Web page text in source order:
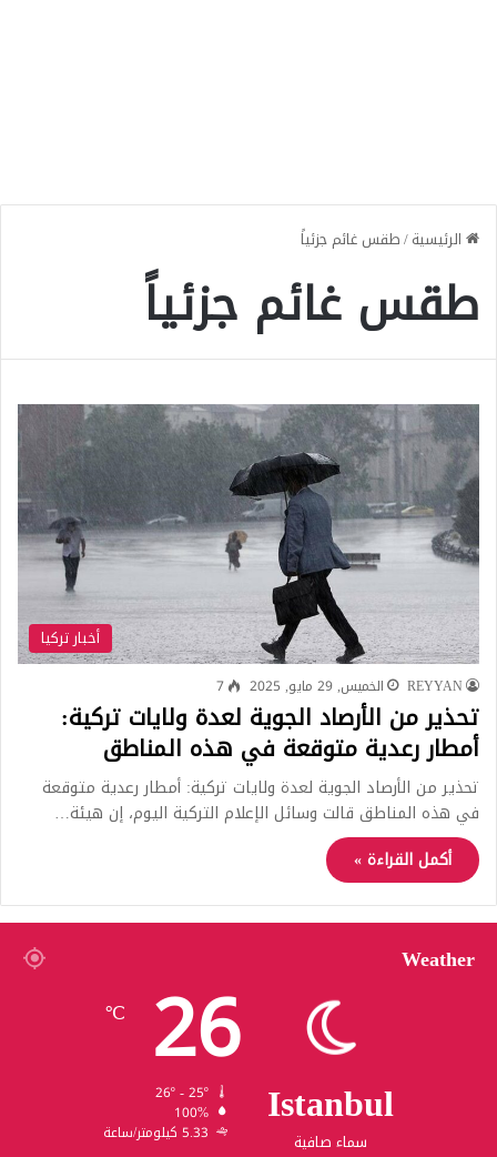
الرئيسية/طقس غائم جزئياً
طقس غائم جزئياً
أخبار تركيا
REYYAN الخميس, 29 مايو, 2025 7
تحذير من الأرصاد الجوية لعدة ولايات تركية:
أمطار رعدية متوقعة في هذه المناطق
تحذير من الأرصاد الجوية لعدة ولايات تركية: أمطار رعدية متوقعة
في هذه المناطق قالت وسائل الإعلام التركية اليوم، إن هيئة…
أكمل القراءة »
Weather
Istanbul
سماء صافية
26
℃
100%
5.33 كيلومتر/ساعة